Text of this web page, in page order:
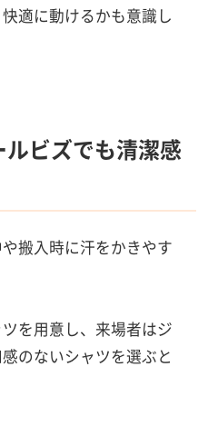
適に動けるかも意識し
ビズでも清潔感
搬入時に汗をかきやす
を用意し、来場者はジ
のないシャツを選ぶと